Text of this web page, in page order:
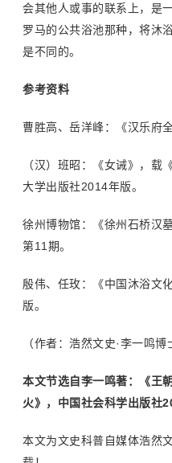
会其他人或事的联系上，是
罗马的公共浴池那种，将沐
是不同的。
参考资料
曹胜高、岳洋峰：《汉乐府
（汉）班昭：《女诫》，载
大学出版社2014年版。
徐州博物馆：《徐州石桥汉
第11期。
殷伟、任玫：《中国沐浴文
版。
（作者：浩然文史·李一鸣博
本文节选自李一鸣著：《王
火》，中国社会科学出版社
本文为文史科普自媒体浩然